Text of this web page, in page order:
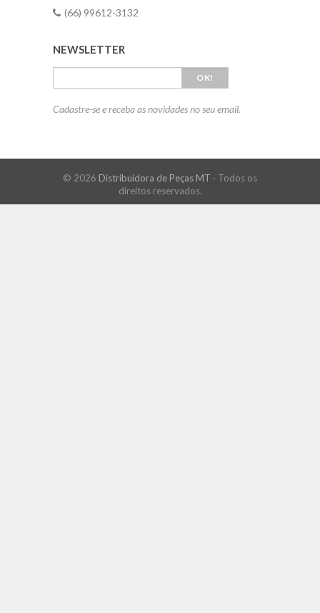
(66) 99612-3132
NEWSLETTER
OK!
Cadastre-se e receba as novidades no seu email.
© 2026 Distribuidora de Peças MT · Todos os
direitos reservados.